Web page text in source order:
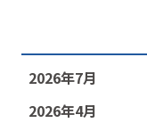
2026年7月
2026年4月